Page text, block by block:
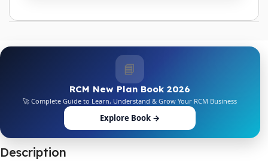
📘
RCM New Plan Book 2026
🚀 Complete Guide to Learn, Understand & Grow Your RCM Business
Explore Book →
Description